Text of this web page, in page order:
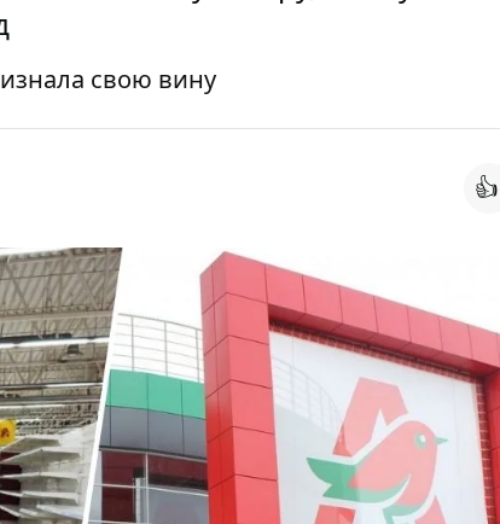
свою вину
👍